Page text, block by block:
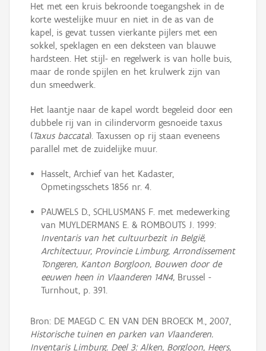
Het met een kruis bekroonde toegangshek in de
korte westelijke muur en niet in de as van de
kapel, is gevat tussen vierkante pijlers met een
sokkel, speklagen en een deksteen van blauwe
hardsteen. Het stijl- en regelwerk is van holle buis,
maar de ronde spijlen en het krulwerk zijn van
dun smeedwerk.
Het laantje naar de kapel wordt begeleid door een
dubbele rij van in cilindervorm gesnoeide taxus
(Taxus baccata). Taxussen op rij staan eveneens
parallel met de zuidelijke muur.
Hasselt, Archief van het Kadaster,
Opmetingsschets 1856 nr. 4.
PAUWELS D., SCHLUSMANS F. met medewerking
van MUYLDERMANS E. & ROMBOUTS J. 1999:
Inventaris van het cultuurbezit in België,
Architectuur, Provincie Limburg, Arrondissement
Tongeren, Kanton Borgloon, Bouwen door de
eeuwen heen in Vlaanderen 14N4,Brussel -
Turnhout, p. 391.
Bron: DE MAEGD C. EN VAN DEN BROECK M., 2007,
Historische tuinen en parken van Vlaanderen.
Inventaris Limburg. Deel 3: Alken, Borgloon, Heers,